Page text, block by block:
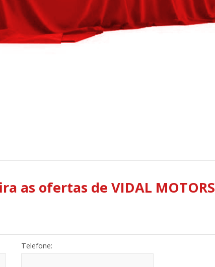
as ofertas de VIDAL MOTORS
Telefone: